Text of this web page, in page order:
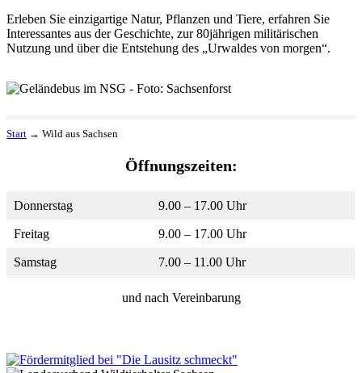
Erleben Sie einzigartige Natur, Pflanzen und Tiere, erfahren Sie
Interessantes aus der Geschichte, zur 80jährigen militärischen
Nutzung und über die Entstehung des „Urwaldes von morgen“.
Start → Wild aus Sachsen
Öffnungszeiten:
Donnerstag 9.00 – 17.00 Uhr
Freitag 9.00 – 17.00 Uhr
Samstag 7.00 – 11.00 Uhr
und nach Vereinbarung